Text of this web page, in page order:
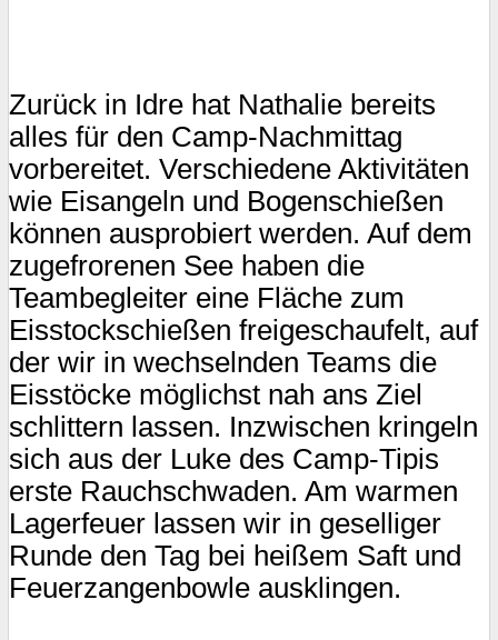
Zurück in Idre hat Nathalie bereits
alles für den Camp-Nachmittag
vorbereitet. Verschiedene Aktivitäten
wie Eisangeln und Bogenschießen
können ausprobiert werden. Auf dem
zugefrorenen See haben die
Teambegleiter eine Fläche zum
Eisstockschießen freigeschaufelt, auf
der wir in wechselnden Teams die
Eisstöcke möglichst nah ans Ziel
schlittern lassen. Inzwischen kringeln
sich aus der Luke des Camp-Tipis
erste Rauchschwaden. Am warmen
Lagerfeuer lassen wir in geselliger
Runde den Tag bei heißem Saft und
Feuerzangenbowle ausklingen.